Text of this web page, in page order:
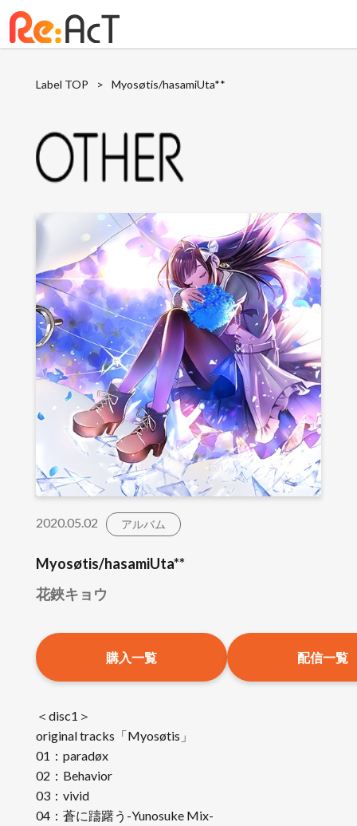
Label TOP > Myosøtis/hasamiUta**
2020.05.02 アルバム
Myosøtis/hasamiUta**
花鋏キョウ
購入一覧 配信一覧
＜disc1＞
original tracks「Myosøtis」
01：paradøx
02：Behavior
03：vivid
04：蒼に躊躇う-Yunosuke Mix-